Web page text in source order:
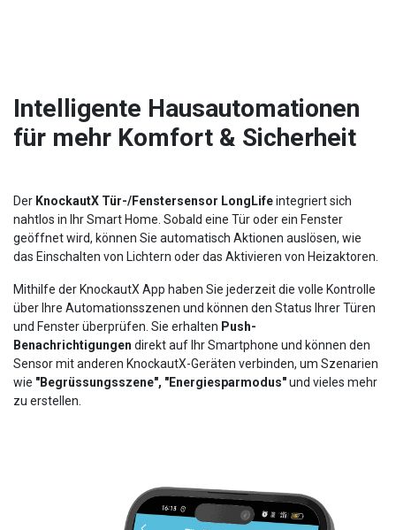
Intelligente Hausautomationen
für mehr Komfort & Sicherheit
Der KnockautX Tür-/Fenstersensor LongLifeintegriert sich
nahtlos in Ihr Smart Home. Sobald eine Tür oder ein Fenster
geöffnet wird, können Sie automatisch Aktionen auslösen, wie
das Einschalten von Lichtern oder das Aktivieren von Heizaktoren.
Mithilfe der KnockautX App haben Sie jederzeit die volle Kontrolle
über Ihre Automationsszenen und können den Status Ihrer Türen
und Fenster überprüfen. Sie erhalten Push-
Benachrichtigungen direkt auf Ihr Smartphone und können den
Sensor mit anderen KnockautX-Geräten verbinden, um Szenarien
wie "Begrüssungsszene", "Energiesparmodus"und vieles mehr
zu erstellen.